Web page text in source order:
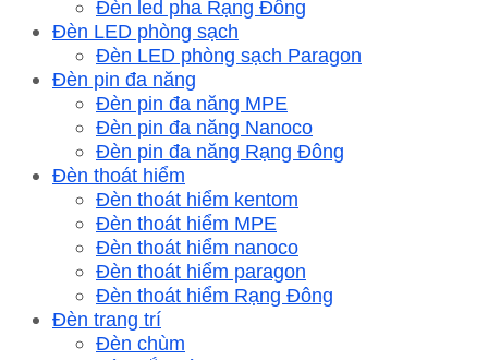
Đèn led pha Rạng Đông
Đèn LED phòng sạch
Đèn LED phòng sạch Paragon
Đèn pin đa năng
Đèn pin đa năng MPE
Đèn pin đa năng Nanoco
Đèn pin đa năng Rạng Đông
Đèn thoát hiểm
Đèn thoát hiểm kentom
Đèn thoát hiểm MPE
Đèn thoát hiểm nanoco
Đèn thoát hiểm paragon
Đèn thoát hiểm Rạng Đông
Đèn trang trí
Đèn chùm